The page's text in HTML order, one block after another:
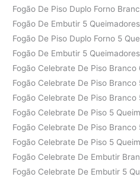
Fogão De Piso Duplo Forno
Fogão De Embutir 5
Fogão De Piso Duplo Forno 5
Fogão De Embutir 5
Fogão Celebrate De Piso
Fogão Celebrate De Piso
Fogão Celebrate De Piso
Fogão Celebrate De Piso 5
Fogão Celebrate De Piso
Fogão Celebrate De Piso 5
Fogão Celebrate De Embutir
Fogão Celebrate De Embutir 5